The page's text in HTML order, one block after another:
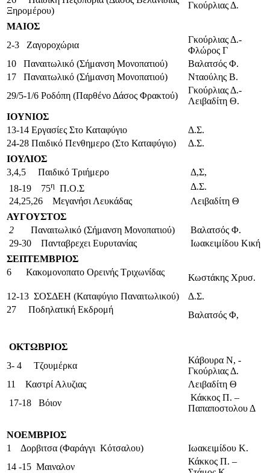
Ξηρομέρου)
Γκούρλιας Δ.
ΜΑΙΟΣ
2-3 Ζαγοροχώρια
Γκούρλιας Δ.-
Φλώρος Γ
10 Παναιτωλικό (Σήμανση Μονοπατιού)
Βαλατσός Φ.
17 Παναιτωλικό (Σήμανση Μονοπατιού)
Νταούλης Β.
29/5-1/6 Ροδόπη (Παρθένο Δάσος Φρακτού)
Γκούρλιας Δ.-
Λειβαδίτη Θ.
ΙΟΥΝΙΟΣ
13-14 Εργασίες Στο Καταφύγιο
Δ.Σ.
24-28 Παιδικό Πενθημερο (Στο Καταφύγιο)
Δ.Σ.
ΙΟΥΛΙΟΣ
3,4,5 Παιδικό Τριήμερο
Δ,Σ,
18-19 75η Π.Ο.Σ
Δ.Σ.
24,25,26 Μεγανήσι Λευκάδας
Λειβαδίτη Θ
ΑΥΓΟΥΣΤΟΣ
2 Παναιτωλικό (Σήμανση Μονοπατιού)
Βαλατσός Φ.
29-30 Πανταβρεχει Ευρυτανίας
Ιωακειμίδου Κική
ΣΕΠΤΕΜΒΡΙΟΣ
6 Κακομονοπατο Ορεινής Τριχωνίδας
Κωστάκης Χρυσ.
12-13 ΣΟΣΔΕΗ (Καταφύγιο Παναιτωλικού)
Δ.Σ.
27 Ποδηλατική Εκδρομή
Βαλατσός Φ,
ΟΚΤΩΒΡΙΟΣ
3- 4 Τζουμέρκα
Κάβουρα Ν, -
Γκούρλιας Δ.
11 Καστρί Αλυζιας
Λειβαδίτη Θ
17-18 Βόιον
Κάκκος Π. –
Παπαποστολου Δ
ΝΟΕΜΒΡΙΟΣ
1 Δορβιτσα (Φαράγγι Κότσαλου)
Ιωακειμίδου Κ.
14 -15 Μαιναλον
Κάκκος Π. –